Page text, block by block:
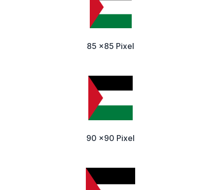
85 x85 Pixel
90 x90 Pixel